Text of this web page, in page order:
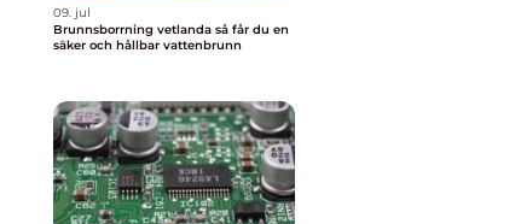
09. jul
Brunnsborrning vetlanda så får du en
säker och hållbar vattenbrunn